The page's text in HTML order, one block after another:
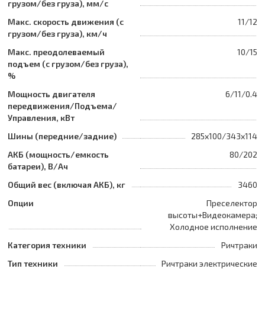
грузом/без груза), мм/с
Макс. скорость движения (с
грузом/без груза), км/ч
11/12
Макс. преодолеваемый
подъем (с грузом/без груза),
%
10/15
Мощность двигателя
передвижения/Подъема/
Управления, кВт
6/11/0.4
Шины (передние/задние)
285x100/343x114
АКБ (мощность/емкость
батареи), В/Ач
80/202
Общий вес (включая АКБ), кг
3460
Опции
Преселектор
высоты+Видеокамера;
Холодное исполнение
Категория техники
Ричтраки
Тип техники
Ричтраки электрические